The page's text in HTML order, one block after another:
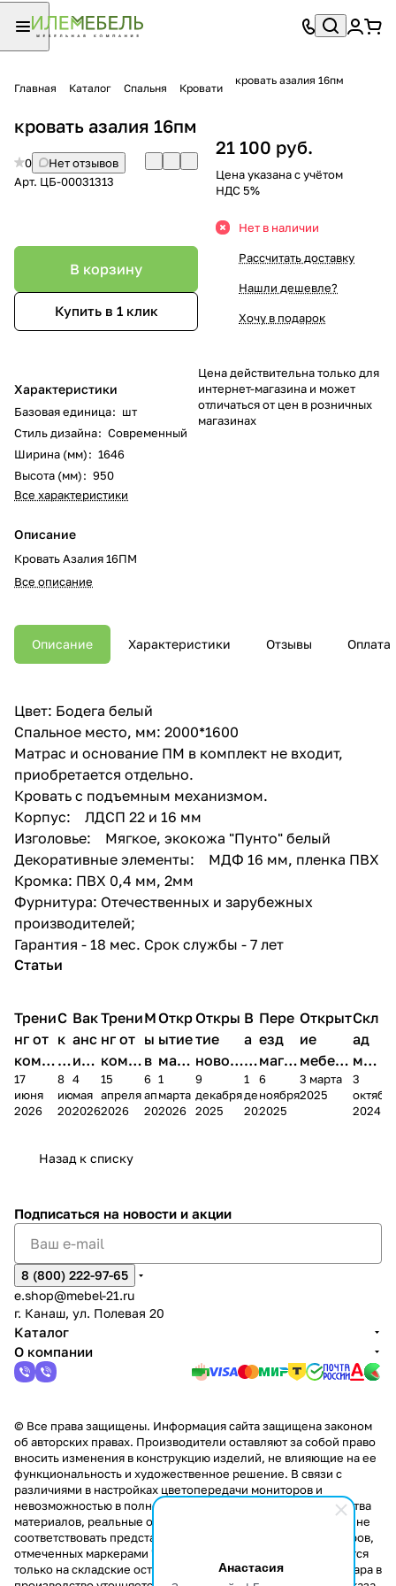
Анастасия
Главная Каталог Спальня Кровати
кровать азалия 16пм
кровать азалия 16пм
0
Нет отзывов
Арт. ЦБ-00031313
В корзину
Купить в 1 клик
Характеристики
Базовая единица: шт
Стиль дизайна: Современный
Ширина (мм): 1646
Высота (мм): 950
Все характеристики
Описание
Кровать Азалия 16ПМ
Все описание
21 100 руб.
Цена указана с учётом
НДС 5%
Нет в наличии
Рассчитать доставку
Нашли дешевле?
Хочу в подарок
Цена действительна только для
интернет-магазина и может
отличаться от цен в розничных
магазинах
Описание Характеристики Отзывы Оплата
Цвет: Бодега белый
Спальное место, мм: 2000*1600
Матрас и основание ПМ в комплект не входит,
приобретается отдельно.
Кровать с подъемным механизмом.
Корпус: ЛДСП 22 и 16 мм
Изголовье: Мягкое, экокожа "Пунто" белый
Декоративные элементы: МДФ 16 мм, пленка ПВХ
Кромка: ПВХ 0,4 мм, 2мм
Фурнитура: Отечественных и зарубежных
производителей;
Гарантия - 18 мес. Срок службы - 7 лет
Статьи
Трени
нг от
комп
ании
Мело
17
июня
2026
С
к
и
д
к
2
8
июня
2026
Вак
анс
ия в
Чеб
окс
4
мая
2026
Трени
нг от
комп
ании
Мело
15
апреля
2026
М
ы
в
М
А
6
апреля
2026
Откр
ытие
мага
зина
в
1
марта
2026
Откры
тие
новог
о
магаз
9
декабря
2025
В
а
к
а
н
1
декабря
2025
Пере
езд
магаз
ина в
г.
6
ноября
2025
Открыт
ие
мебель
ного
салона
3 марта
2025
Скл
ад
меб
ели
пер
3
2024
Назад к списку
Подписаться на новости и акции
8 (800) 222-97-65
e.shop@mebel-21.ru
г. Канаш, ул. Полевая 20
Каталог
О компании
© Все права защищены. Информация сайта защищена законом
об авторских правах. Производители оставляют за собой право
вносить изменения в конструкцию изделий, не влияющие на ее
функциональность и художественное решение. В связи с
различиями в настройках цветопередачи мониторов и
невозможностью в полной мере передать некоторые свойства
материалов, реальные оттенки и текстуры продукции могут не
соответствовать представленным на сайте. Стоимость товаров,
отмеченных маркерами "Скидка!" и "Акция!" распространяется
только на складские остатки. Стоимость заказа данного товара в